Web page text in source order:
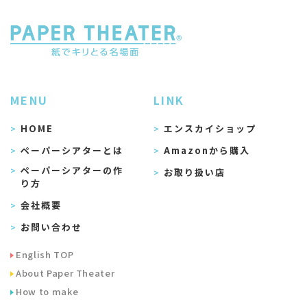
MENU
HOME
ペーパーシアターとは
ペーパーシアターの作
り方
会社概要
お問い合わせ
English TOP
About Paper Theater
How to make
LINK
エンスカイショップ
Amazonから購入
お取り扱い店